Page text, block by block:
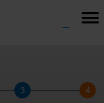
Schritt
3 4